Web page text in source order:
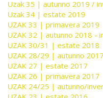
Uzak 35 | autunno 2019 /
Uzak 34 | estate 2019
UZAK 33 | primavera 2019
UZAK 32 | autunno 2018 -
UZAK 30/31 | estate 2018
UZAK 28/29 | autunno
UZAK 27 | estate 2017
UZAK 26 | primavera 2017
UZAK 24/25 | autunno/